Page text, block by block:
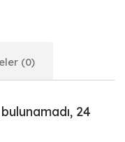
(0)
24